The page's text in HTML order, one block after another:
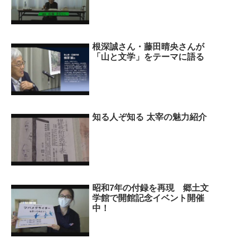
根深誠さん・藤田晴央さんが
「山と文学」をテーマに語る
知る人ぞ知る 太宰の魅力紹介
昭和7年の付録を再現 郷土文
学館で開館記念イベント開催
中！